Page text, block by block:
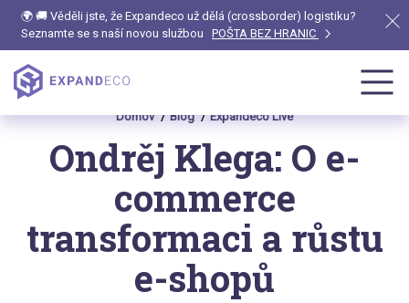
🌍 🚚 Věděli jste, že Expandeco už dělá (crossborder) logistiku?
Seznamte se s naší novou službou
POŠTA BEZ HRANIC
Domov Blog Expandeco Live
Ondrěj Klega: O e-
commerce
transformaci a růstu
e-shopů